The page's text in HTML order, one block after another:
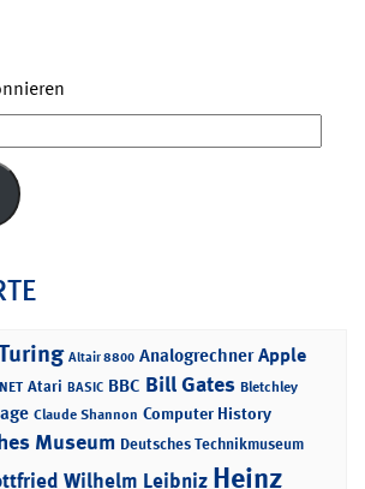
Altair 8800 Analogrechner Apple
Atari BASIC BBC Bill Gates Bletchley
Claude Shannon Computer History
Museum Deutsches Technikmuseum
Wilhelm Leibniz Heinz